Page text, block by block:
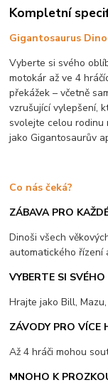
Kompletní
Gigantosaurus
Vyberte si svého
motokár až ve 4
překážek – včetně
vzrušující vylepšení,
svolejte celou rodinu
jako Gigantosaurův
Co nás čeká?
ZÁBAVA PRO
Dinoši všech
automatického řízení
VYBERTE SI
Hrajte jako Bill,
ZÁVODY PRO VÍCE
Až 4 hráči mohou
MNOHO K